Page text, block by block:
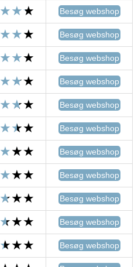
Besøg webshop
Besøg webshop
Besøg webshop
Besøg webshop
Besøg webshop
Besøg webshop
Besøg webshop
Besøg webshop
Besøg webshop
Besøg webshop
Besøg webshop